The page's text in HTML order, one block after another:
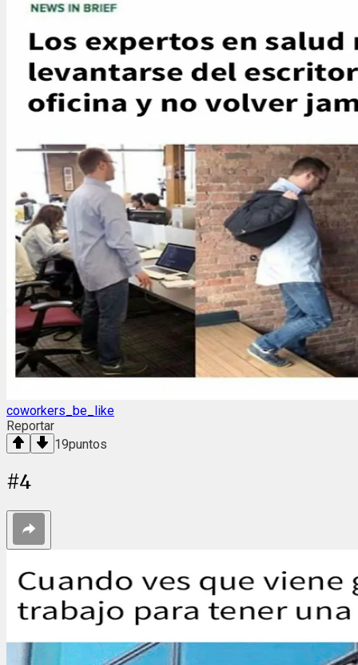
coworkers_be_like
Reportar
19puntos
#4